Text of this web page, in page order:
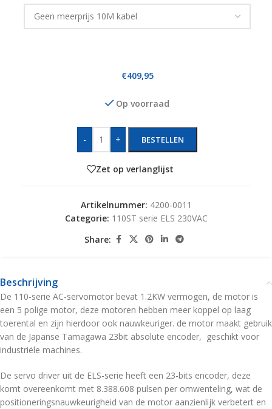
€409,95
Op voorraad
- + BESTELLEN
Zet op verlanglijst
Artikelnummer: 4200-0011
Categorie: 110ST serie ELS 230VAC
Share:
Beschrijving
De 110-serie AC-servomotor bevat 1.2KW vermogen, de motor is
een 5 polige motor, deze motoren hebben meer koppel op laag
toerental en zijn hierdoor ook nauwkeuriger. de motor maakt gebruik
van de Japanse Tamagawa 23bit absolute encoder, geschikt voor
industriële machines.
De servo driver uit de ELS-serie heeft een 23-bits encoder, deze
komt overeenkomt met 8.388.608 pulsen per omwenteling, wat de
positioneringsnauwkeurigheid van de motor aanzienlijk verbetert en